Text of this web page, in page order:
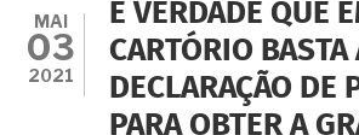
MAI
03
2021
É VERDADE QUE
CARTÓRIO BASTA
DECLARAÇÃO DE
PARA OBTER A